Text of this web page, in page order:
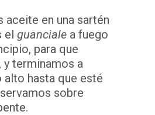
aceite en una sartén
el guanciale a fuego
para que
y terminamos a
hasta que esté
sobre